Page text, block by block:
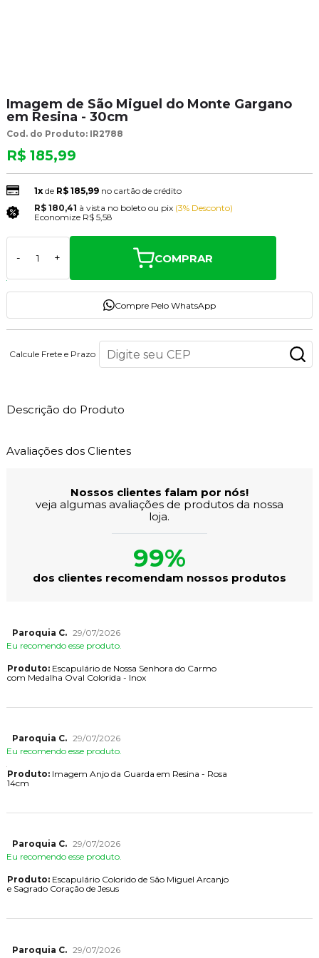
Imagem de São Miguel do Monte Gargano
em Resina - 30cm
Cod. do Produto: IR2788
R$ 185,99
1xde R$ 185,99 no cartão de crédito
R$ 180,41 à vista no boleto ou pix (3% Desconto)
Economize R$ 5,58
- + COMPRAR
Compre Pelo WhatsApp
Calcule Frete e Prazo
Descrição do Produto
Avaliações dos Clientes
Nossos clientes falam por nós!
veja algumas avaliações de produtos da nossa
loja.
99%
dos clientes recomendam nossos produtos
Paroquia C. 29/07/2026
Eu recomendo esse produto.
Produto:Escapulário de Nossa Senhora do Carmo
com Medalha Oval Colorida - Inox
Paroquia C. 29/07/2026
Eu recomendo esse produto.
Produto:Imagem Anjo da Guarda em Resina - Rosa
14cm
Paroquia C. 29/07/2026
Eu recomendo esse produto.
Produto:Escapulário Colorido de São Miguel Arcanjo
e Sagrado Coração de Jesus
Paroquia C. 29/07/2026